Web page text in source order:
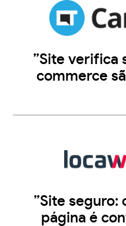
”Site verifica
commerce
”Site seguro:
página é